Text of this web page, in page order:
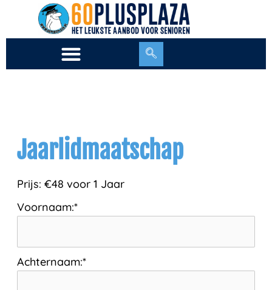
de
Jaarlidmaatschap
Prijs: €48 voor 1 Jaar
Voornaam:*
Achternaam:*